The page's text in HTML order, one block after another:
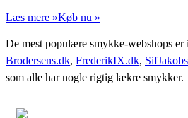
Læs mere »Køb nu »
De mest populære smykke-webshops
Brodersens.dk, FrederikIX.dk,
som alle har nogle rigtig lækre smykker.